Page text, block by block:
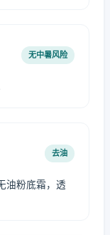
无中暑风险
去油
油粉底霜，透